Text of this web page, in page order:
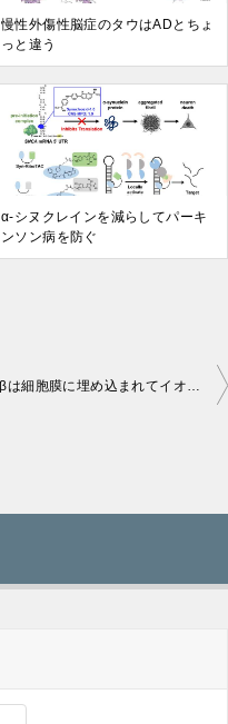
慢性外傷性脳症のタウはADとちょ
っと違う
α-シヌクレインを減らしてパーキ
ンソン病を防ぐ
Aβは細胞膜に埋め込まれてイオンチャネルの働きをし、細胞のホメオスタシスを乱す